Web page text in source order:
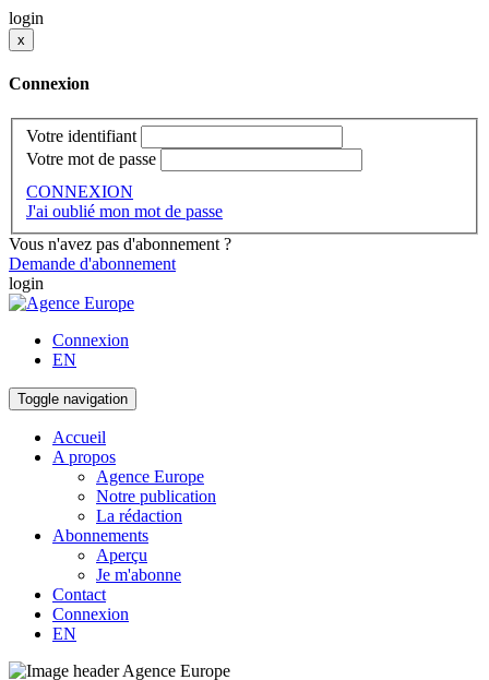
login
x
Connexion
Votre identifiant
Votre mot de passe
CONNEXION
J'ai oublié mon mot de passe
Vous n'avez pas d'abonnement ?
Demande d'abonnement
login
Connexion
EN
Toggle navigation
Accueil
A propos
Agence Europe
Notre publication
La rédaction
Abonnements
Aperçu
Je m'abonne
Contact
Connexion
EN